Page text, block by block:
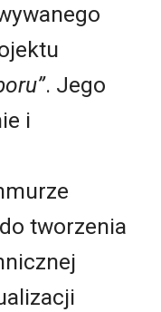
. Jego
i
tworzenia